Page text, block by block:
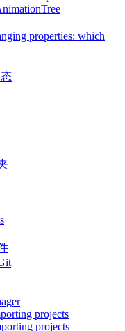
properties: which
projects
projects